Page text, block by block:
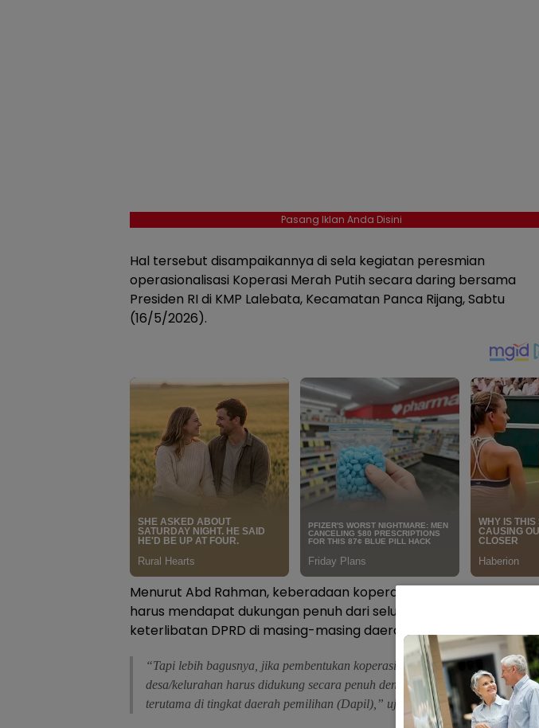
Pasang Iklan Anda Disini
Hal tersebut disampaikannya di sela kegiatan peresmian
operasionalisasi Koperasi Merah Putih secara daring bersama
Presiden RI di KMP Lalebata, Kecamatan Panca Rijang, Sabtu
(16/5/2026).
Menurut Abd Rahman, keberadaan koperasi di desa dan kelurahan
harus mendapat dukungan penuh dari seluruh pihak, termasuk
keterlibatan DPRD di masing-masing daerah pemilihan.
“Tapi lebih bagusnya, jika pembentukan koperasi merah putih di
desa/kelurahan harus didukung secara penuh dengan melibatkan DPRD
terutama di tingkat daerah pemilihan (Dapil),” ujarnya.